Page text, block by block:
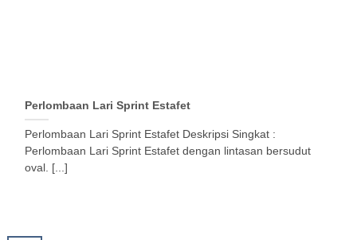
Perlombaan Lari Sprint Estafet
Perlombaan Lari Sprint Estafet Deskripsi Singkat :
Perlombaan Lari Sprint Estafet dengan lintasan bersudut
oval. [...]